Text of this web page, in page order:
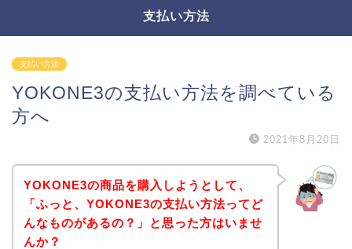
支払い方法
支払い方法
YOKONE3の支払い方法を調べている
方へ
2021年8月20日
YOKONE3の商品を購入しようとして、
「ふっと、YOKONE3の支払い方法ってど
んなものがあるの？」と思った方はいませ
んか？